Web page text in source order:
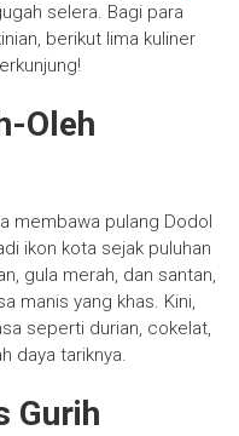
selera. Bagi para
berikut lima kuliner
Oleh
membawa pulang Dodol
ikon kota sejak puluhan
gula merah, dan santan,
manis yang khas. Kini,
seperti durian, cokelat,
daya tariknya.
Gurih